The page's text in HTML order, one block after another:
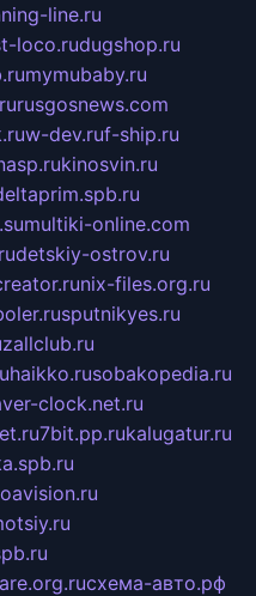
line.ru
loco.rudugshop.ru
mymubaby.ru
rusgosnews.com
w-dev.ruf-ship.ru
kinosvin.ru
multiki-online.com
detskiy-ostrov.ru
nix-files.org.ru
sputnikyes.ru
zallclub.ru
haikko.rusobakopedia.ru
clock.net.ru
7bit.pp.rukalugatur.ru
схема-авто.рф